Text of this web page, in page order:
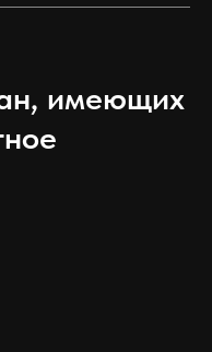
имеющих